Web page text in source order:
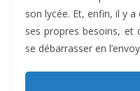
son lycée. Et, enfin, il y
ses propres besoins, et
se débarrasser en